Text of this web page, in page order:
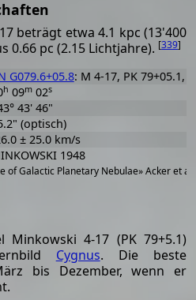
beträgt etwa 4.1 kpc (13'400
0.66 pc (2.15 Lichtjahre). [339]
of Galactic Planetary Nebulae» Acker et
G079.6+05.8: M 4-17, PK 79+05.1,
h 09m02s
43' 46"
(optisch)
± 25.0 km/s
1948
Minkowski 4-17 (PK 79+5.1)
Cygnus. Die beste
bis Dezember, wenn er